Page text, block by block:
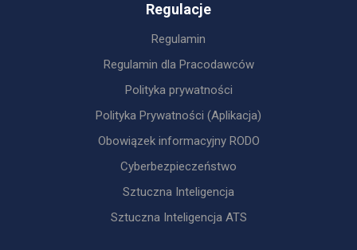
Regulacje
Regulamin
Regulamin dla Pracodawców
Polityka prywatności
Polityka Prywatności (Aplikacja)
Obowiązek informacyjny RODO
Cyberbezpieczeństwo
Sztuczna Inteligencja
Sztuczna Inteligencja ATS